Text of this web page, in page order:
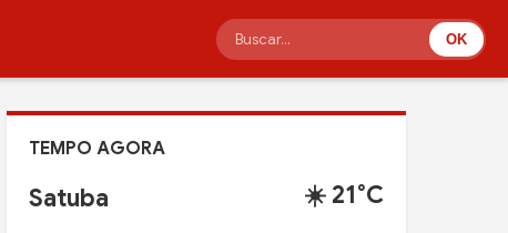
OK
TEMPO AGORA
Satuba ☀️ 21°C